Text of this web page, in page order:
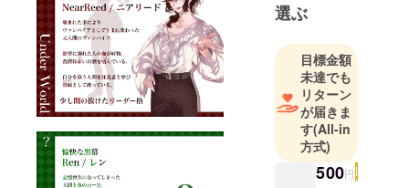
選ぶ
目標金額
未達でも
リターン
が届きま
す(All-in
方式)
500円